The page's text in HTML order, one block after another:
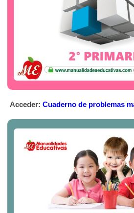
Acceder: Cuaderno de problemas